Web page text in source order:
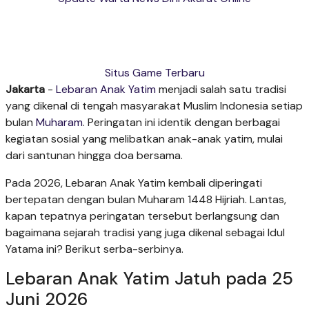
Situs Game Terbaru
Jakarta - Lebaran Anak Yatim menjadi salah satu tradisi
yang dikenal di tengah masyarakat Muslim Indonesia setiap
bulan Muharam. Peringatan ini identik dengan berbagai
kegiatan sosial yang melibatkan anak-anak yatim, mulai
dari santunan hingga doa bersama.
Pada 2026, Lebaran Anak Yatim kembali diperingati
bertepatan dengan bulan Muharam 1448 Hijriah. Lantas,
kapan tepatnya peringatan tersebut berlangsung dan
bagaimana sejarah tradisi yang juga dikenal sebagai Idul
Yatama ini? Berikut serba-serbinya.
Lebaran Anak Yatim Jatuh pada 25
Juni 2026